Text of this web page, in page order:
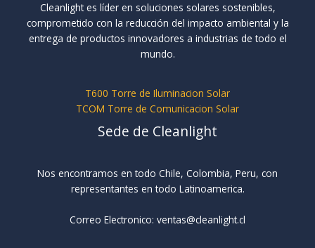
Cleanlight es líder en soluciones solares sostenibles,
comprometido con la reducción del impacto ambiental y la
entrega de productos innovadores a industrias de todo el
mundo.
T600 Torre de Iluminacion Solar
TCOM Torre de Comunicacion Solar
Sede de Cleanlight
Nos encontramos en todo Chile, Colombia, Peru, con
representantes en todo Latinoamerica.
Correo Electronico: ventas@cleanlight.cl